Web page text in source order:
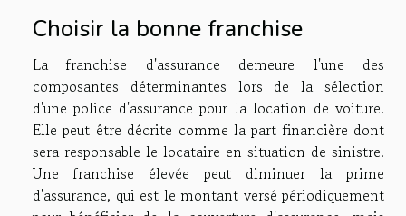
Choisir la bonne franchise
La franchise d'assurance demeure l'une des
composantes déterminantes lors de la sélection
d'une police d'assurance pour la location de voiture.
Elle peut être décrite comme la part financière dont
sera responsable le locataire en situation de sinistre.
Une franchise élevée peut diminuer la prime
d'assurance, qui est le montant versé périodiquement